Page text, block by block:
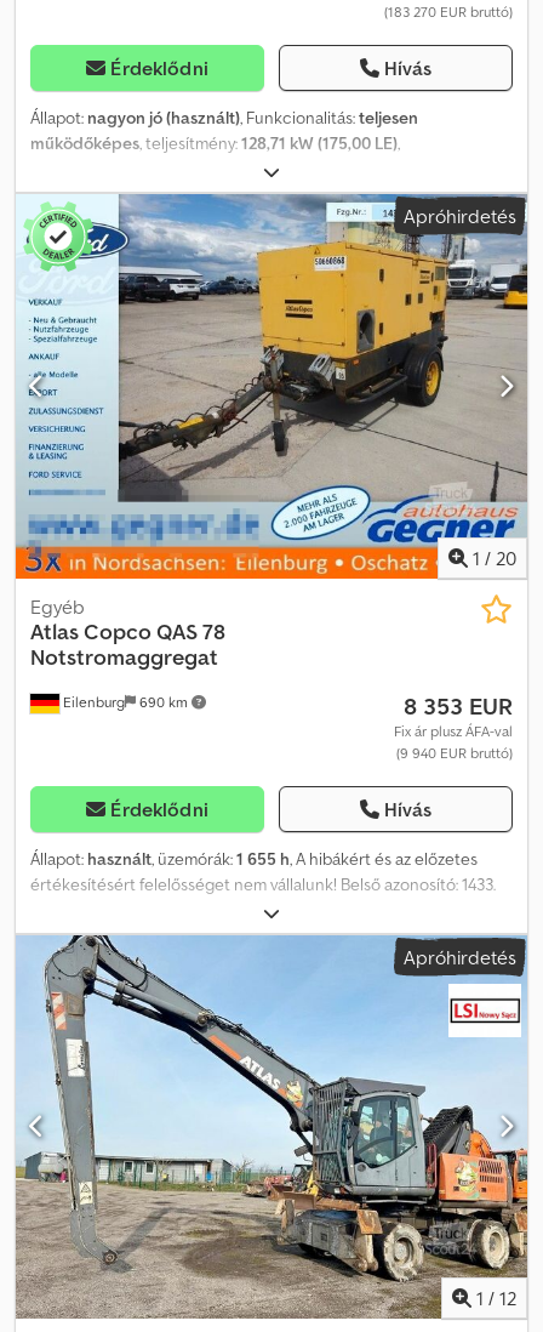
(183 270 EUR bruttó)
Érdeklődni Hívás
Állapot: nagyon jó (használt), Funkcionalitás:teljesen
működőképes, teljesítmény:128,71 kW (175,00 LE),
, saját tömeg:
4x4, Gyártási év:2024, üzemórák:2 100 h, Felszereltség:fülke,
légkondicionálás, Atlas 250MH Blue / 2024 / 2100 Munkaóra 2024
as év 2100 Munkaóra Műszaki adatok Tömeg 26400 kg 175 LE 4
támaszték két menetsebesség 4×4 meghajtó További hidraulika
vezetékek Gyors csatlakozó Djdpfxozrf Dvo Anrock Oldalsó
dőlésszög-stabilizátorok 4×4 A kabin megemelt, fűthető és
légkondicionált Kamera rendszer Világítás éjszakai munkához
Műszaki és vizuális állapota kiváló
Apróhirdetés
1 / 20
Eilenburg 690 km
Egyéb
Atlas CopcoQAS 78
Notstromaggregat
8 353 EUR
Fix ár plusz ÁFA-val
(9 940 EUR bruttó)
Érdeklődni Hívás
Állapot: használt, üzemórák:1 655 h, A hibákért és az előzetes
értékesítésért felelősséget nem vállalunk! Belső azonosító: 1433.
PERKINS motor. A jármű felújítatlan állapotban van! Dcodpfx Aozp
Avkjnrsk Országos kiszállítás felár ellenében lehetséges. A
hibákért és az előzetes értékesítésért felelősséget nem vállalunk.
Örömmel átvesszük a régi járművét beszámításként.
Finanszírozás/lízing, akár előleg nélkül is lehetséges! További
kérdései vannak? Szívesen segítünk!
Apróhirdetés
1 / 12